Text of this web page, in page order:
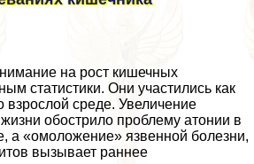
на рост кишечных
статистики. Они участились как
взрослой среде. Увеличение
обострило проблему атонии в
а «омоложение» язвенной болезни,
вызывает раннее